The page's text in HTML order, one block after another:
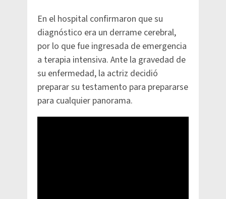
En el hospital confirmaron que su
diagnóstico era un derrame cerebral,
por lo que fue ingresada de emergencia
a terapia intensiva. Ante la gravedad de
su enfermedad, la actriz decidió
preparar su testamento para prepararse
para cualquier panorama.